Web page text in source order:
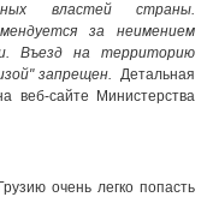
властей страны.
за неимением
Въезд на территорию
запрещен. Детальная
веб-сайте Министерства
очень легко попасть